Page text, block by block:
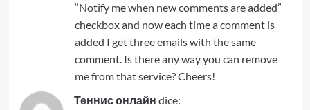
“Notify me when new comments are added”
checkbox and now each time a comment is
added I get three emails with the same
comment. Is there any way you can remove
me from that service? Cheers!
Теннис онлайн dice: